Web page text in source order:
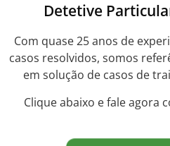
Detetive
Com quase 25 anos de
casos resolvidos, somos
em solução de casos de
Clique abaixo e fale agora